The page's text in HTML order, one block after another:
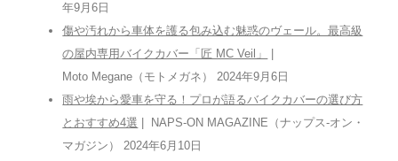
年9月6日
傷や汚れから車体を護る包み込む魅惑のヴェール。最高級
の屋内専用バイクカバー「匠 MC Veil」
Moto Megane（モトメガネ） 2024年9月6日
雨や埃から愛車を守る！プロが語るバイクカバーの選び方
とおすすめ4選 | NAPS-ON MAGAZINE（ナップス-オン・
マガジン） 2024年6月10日